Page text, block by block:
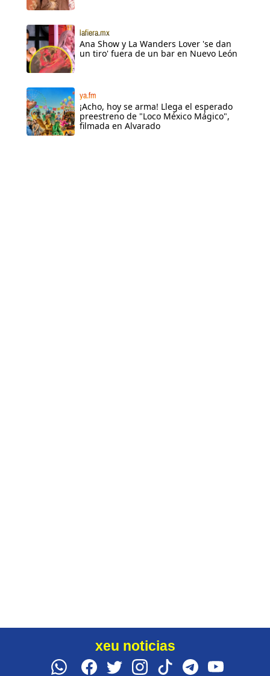
lafiera.mx
Ana Show y La Wanders Lover 'se dan
un tiro' fuera de un bar en Nuevo León
ya.fm
¡Acho, hoy se arma! Llega el esperado
preestreno de "Loco México Mágico",
filmada en Alvarado
xeu noticias